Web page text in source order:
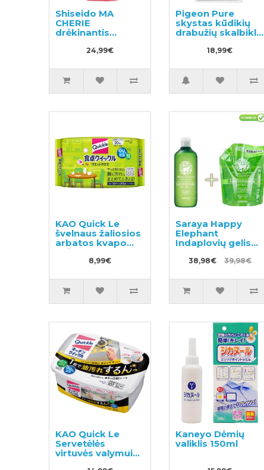
Shiseido MA
CHERIE
drėkinantis
plaukų šampūnas
su gėlių-vaisių
24,99€
Pigeon Pure
skystas kūdikių
drabužių skalbiklis
18,99€
KAO Quick Le
švelnaus žaliosios
arbatos kvapo
drėgnos
dezinfekcinės
namų valymui
20vnt
8,99€
Saraya Happy
Elephant
Indaplovių gelis
420ml + užpildas
800ml
38,98€ 39,98€
KAO Quick Le
Servetėlės
virtuvės valymui
Kaneyo Dėmių
valiklis 150ml